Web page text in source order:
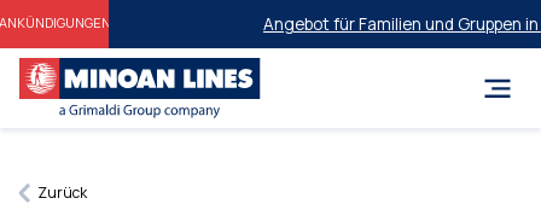
Angebot für Familien und Gruppen
Zurück